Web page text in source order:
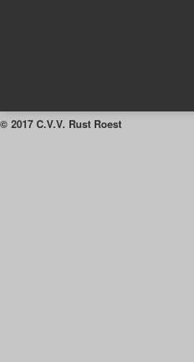
© 2017 C.V.V. Rust Roest